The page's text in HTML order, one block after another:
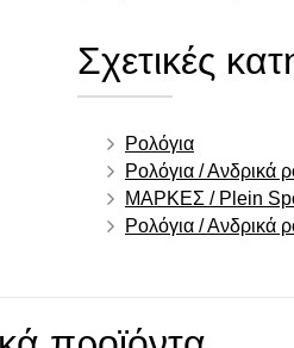
Σχετικές
Ρολόγια
Ρολόγια / Ανδρικά
ΜΑΡΚΕΣ / Plein
Ρολόγια / Ανδρικά